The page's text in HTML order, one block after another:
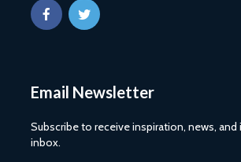
Email Newsletter
Subscribe to receive inspiration, news, and
inbox.